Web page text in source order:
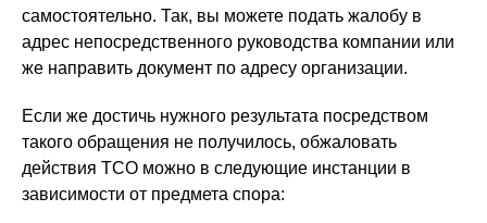
самостоятельно. Так, вы можете подать жалобу в
адрес непосредственного руководства компании или
же направить документ по адресу организации.
Если же достичь нужного результата посредством
такого обращения не получилось, обжаловать
действия ТСО можно в следующие инстанции в
зависимости от предмета спора: